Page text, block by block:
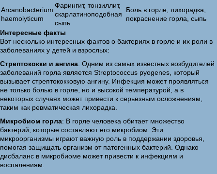
Arcanobacterium
haemolyticum
Фарингит, тонзиллит,
скарлатиноподобная
сыпь
Боль в горле, лихорадка,
покраснение горла, сыпь
Интересные факты
Вот несколько интересных фактов о бактериях в горле и их роли в
заболеваниях у детей и взрослых:
Стрептококки и ангина: Одним из самых известных возбудителей
заболеваний горла является Streptococcus pyogenes, который
вызывает стрептококковую ангину. Инфекция может проявляться
не только болью в горле, но и высокой температурой, а в
некоторых случаях может привести к серьезным осложнениям,
таким как ревматическая лихорадка.
Микробиом горла: В горле человека обитает множество
бактерий, которые составляют его микробиом. Эти
микроорганизмы играют важную роль в поддержании здоровья,
помогая защищать организм от патогенных бактерий. Однако
дисбаланс в микробиоме может привести к инфекциям и
воспалениям.